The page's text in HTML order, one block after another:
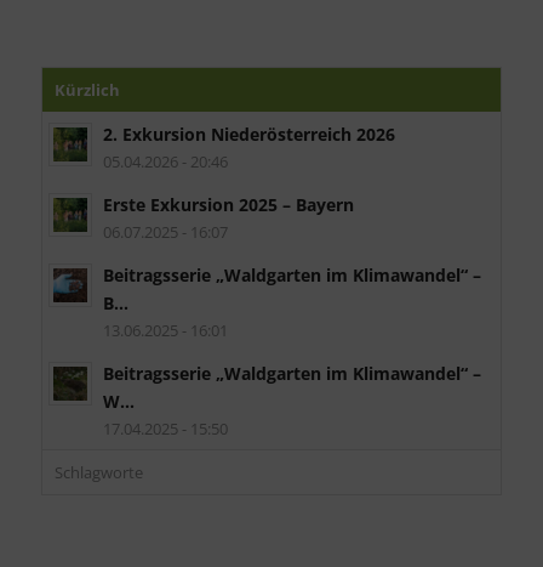
Kürzlich
2. Exkursion Niederösterreich 2026
05.04.2026 - 20:46
Erste Exkursion 2025 – Bayern
06.07.2025 - 16:07
Beitragsserie „Waldgarten im Klimawandel“ –
B...
13.06.2025 - 16:01
Beitragsserie „Waldgarten im Klimawandel“ –
W...
17.04.2025 - 15:50
Schlagworte